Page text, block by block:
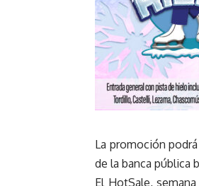
La promoción
de la banca pública
El HotSale,